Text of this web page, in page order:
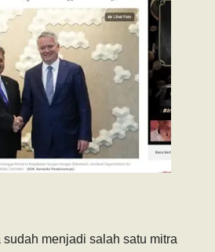
menjadi salah satu mitra